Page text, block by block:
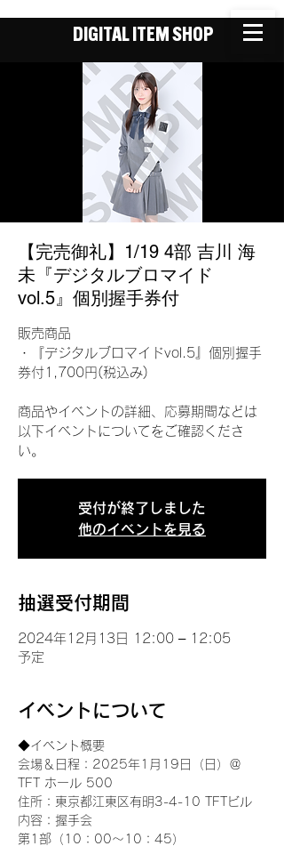
DIGITAL ITEM SHOP
【完売御礼】1/19 4部 吉川 海
未『デジタルブロマイド
vol.5』個別握手券付
販売商品
・『デジタルブロマイドvol.5』個別握手
券付1,700円(税込み)
商品やイベントの詳細、応募期間などは
以下イベントについてをご確認くださ
い。
受付が終了しました
他のイベントを見る
抽選受付期間
2024年12月13日 12:00 – 12:05
予定
イベントについて
◆イベント概要
会場＆日程：2025年1月19日（日）＠
TFT ホール 500
住所：東京都江東区有明3-4-10 TFTビル
内容：握手会
第1部（10：00～10：45）